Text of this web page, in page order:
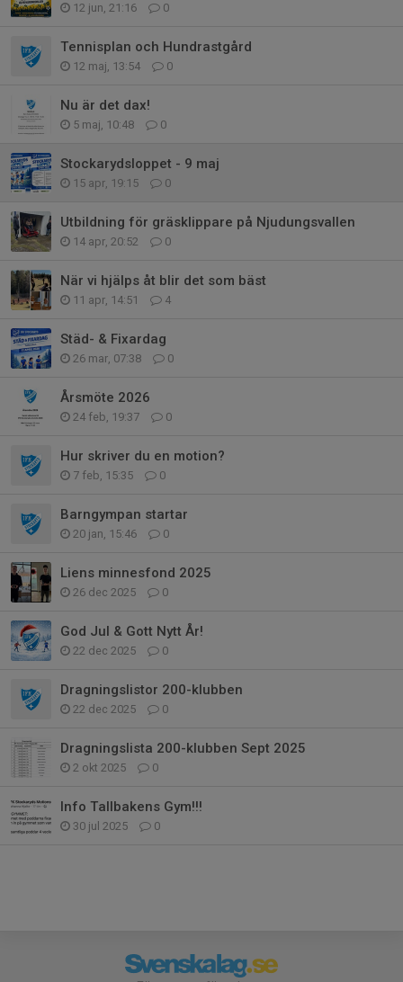
12 jun, 21:16 0
Tennisplan och Hundrastgård
12 maj, 13:54 0
Nu är det dax!
5 maj, 10:48 0
Stockarydsloppet - 9 maj
15 apr, 19:15 0
Utbildning för gräsklippare på Njudungsvallen
14 apr, 20:52 0
När vi hjälps åt blir det som bäst
11 apr, 14:51 4
Städ- & Fixardag
26 mar, 07:38 0
Årsmöte 2026
24 feb, 19:37 0
Hur skriver du en motion?
7 feb, 15:35 0
Barngympan startar
20 jan, 15:46 0
Liens minnesfond 2025
26 dec 2025 0
God Jul & Gott Nytt År!
22 dec 2025 0
Dragningslistor 200-klubben
22 dec 2025 0
Dragningslista 200-klubben Sept 2025
2 okt 2025 0
Info Tallbakens Gym!!!
30 jul 2025 0